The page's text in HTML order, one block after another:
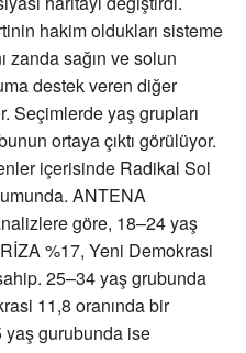
hakim oldukları sisteme
zanda sağın ve solun
destek veren diğer
Seçimlerde yaş grupları
ortaya çıktı görülüyor.
içerisinde Radikal Sol
ANTENA
göre, 18–24 yaş
%17, Yeni Demokrasi
25–34 yaş grubunda
11,8 oranında bir
yaş gurubunda ise